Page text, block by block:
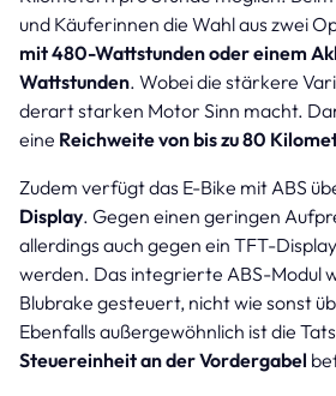
und Käuferinnen die Wahl aus zwei
mit 480-Wattstunden oder einem
Wattstunden. Wobei die stärkere
derart starken Motor Sinn macht.
eine Reichweite von bis zu 80
Zudem verfügt das E-Bike mit ABS
Display. Gegen einen geringen
allerdings auch gegen ein TFT-
werden. Das integrierte ABS-Modul
Blubrake gesteuert, nicht wie sonst
Ebenfalls außergewöhnlich ist die
Steuereinheit an der Vordergabel